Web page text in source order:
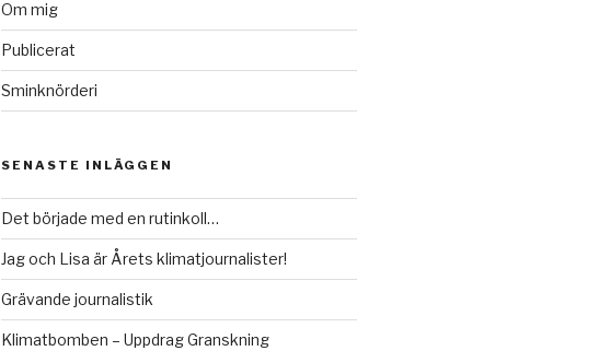
Om mig
Publicerat
Sminknörderi
SENASTE INLÄGGEN
Det började med en rutinkoll…
Jag och Lisa är Årets klimatjournalister!
Grävande journalistik
Klimatbomben – Uppdrag Granskning